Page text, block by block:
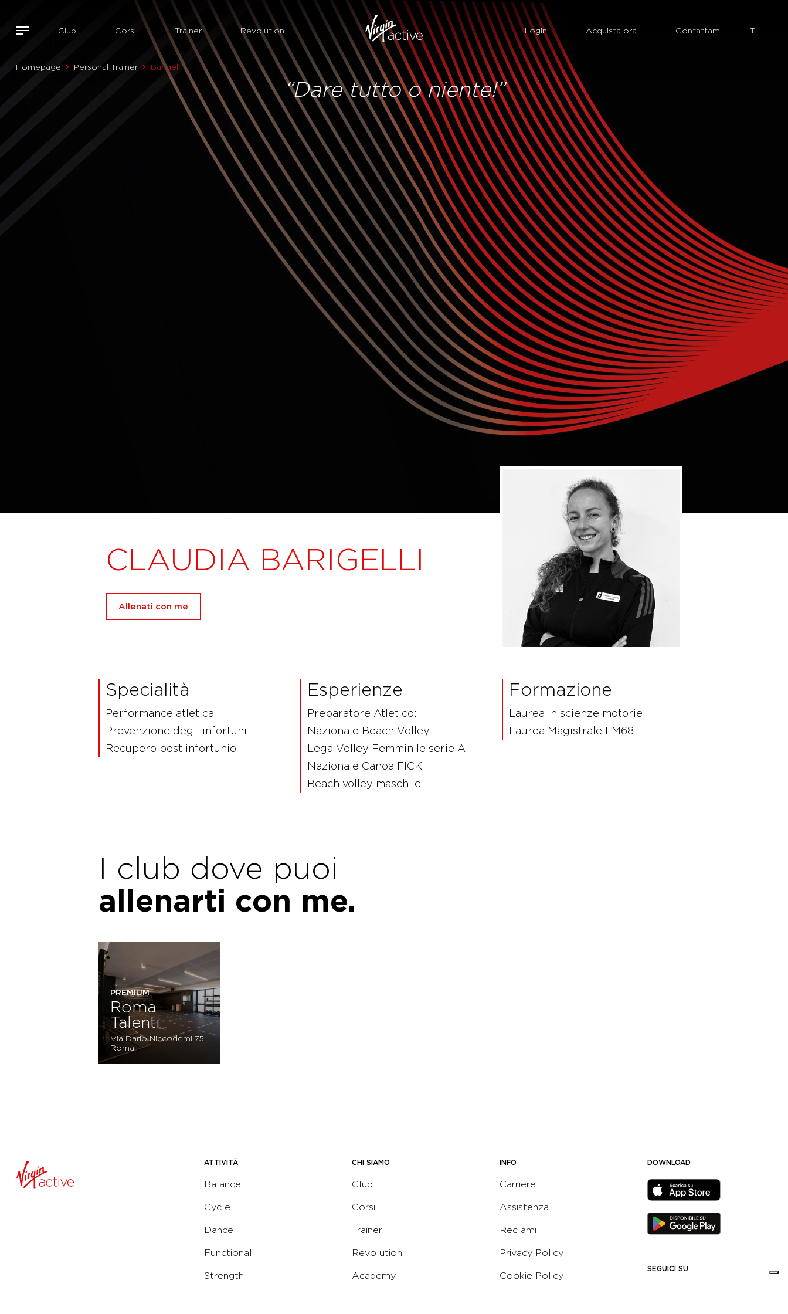
Club Corsi Trainer Revolution Login Acquista ora Contattami
Homepage Personal Trainer Barigelli
“Dare tutto o niente!”
CLAUDIA BARIGELLI
Allenati con me
Specialità
Performance atletica
Prevenzione degli infortuni
Recupero post infortunio
Esperienze
Preparatore Atletico:
Nazionale Beach Volley
Lega Volley Femminile serie A
Nazionale Canoa FICK
Beach volley maschile
Formazione
Laurea in scienze motorie
Laurea Magistrale LM68
I club dove puoi
allenarti con me.
PREMIUM
Roma
Talenti
Via Dario Niccodemi 75,
Roma
ATTIVITÀ
Balance
Cycle
Dance
Functional
Strength
CHI SIAMO
Club
Corsi
Trainer
Revolution
Academy
INFO
Carriere
Assistenza
Reclami
Privacy Policy
Cookie Policy
DOWNLOAD
SEGUICI SU